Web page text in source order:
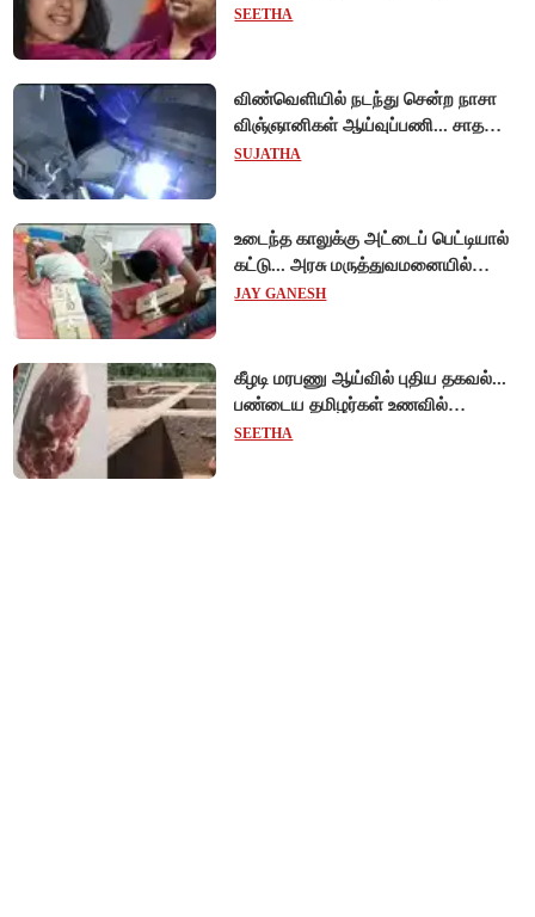
முடித்து வைத்தது செங்கல்பட்டு
SEETHA
விண்வெளியில் நடந்து சென்ற நாசா
விஞ்ஞானிகள் ஆய்வுப்பணி... சாதனை
!
SUJATHA
உடைந்த காலுக்கு அட்டைப் பெட்டியால்
கட்டு... அரசு மருத்துவமனையில்
விநோத சிகிச்சை... அதிர்ச்சி வீடியோ!
JAY GANESH
கீழடி மரபணு ஆய்வில் புதிய தகவல்...
பண்டைய தமிழர்கள் உணவில்
அதிகளவு இறைச்சி பயன்பாடு!
SEETHA